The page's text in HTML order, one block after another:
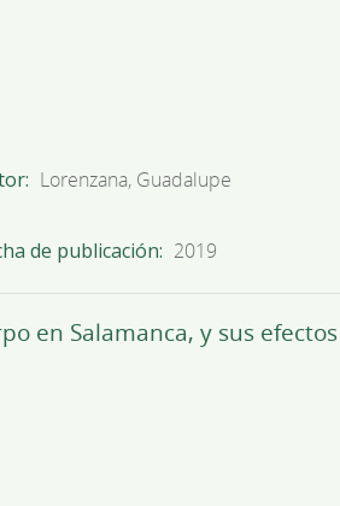
Lorenzana, Guadalupe
de publicación 2019
en Salamanca, y sus efectos